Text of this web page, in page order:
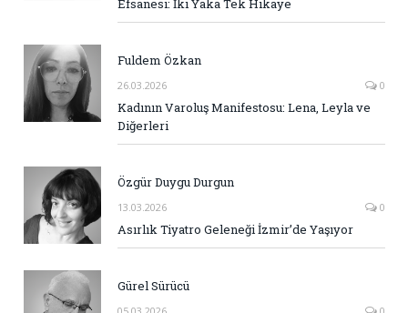
Fuldem Özkan
26.03.2026 0
Kadının Varoluş Manifestosu: Lena, Leyla ve
Diğerleri
Özgür Duygu Durgun
13.03.2026 0
Asırlık Tiyatro Geleneği İzmir’de Yaşıyor
Gürel Sürücü